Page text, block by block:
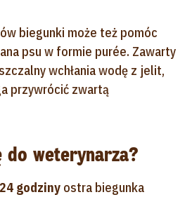
biegunki może też pomóc
psu w formie purée. Zawarty
wchłania wodę z jelit,
przywrócić zwartą
do weterynarza?
godziny ostra biegunka